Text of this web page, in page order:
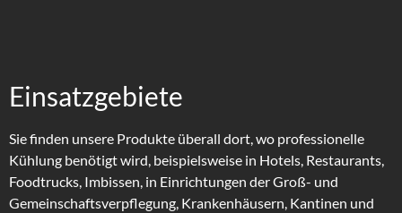
Einsatzgebiete
Sie finden unsere Produkte überall dort, wo professionelle
Kühlung benötigt wird, beispielsweise in Hotels, Restaurants,
Foodtrucks, Imbissen, in Einrichtungen der Groß- und
Gemeinschaftsverpflegung, Krankenhäusern, Kantinen und